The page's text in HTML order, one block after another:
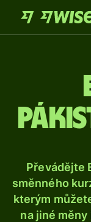
Převádějte
směnného
kterým
na jiné